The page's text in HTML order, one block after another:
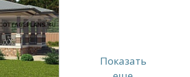
Показать